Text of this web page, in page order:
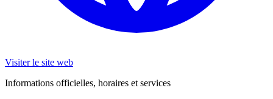
Visiter le site web
Informations officielles, horaires et services